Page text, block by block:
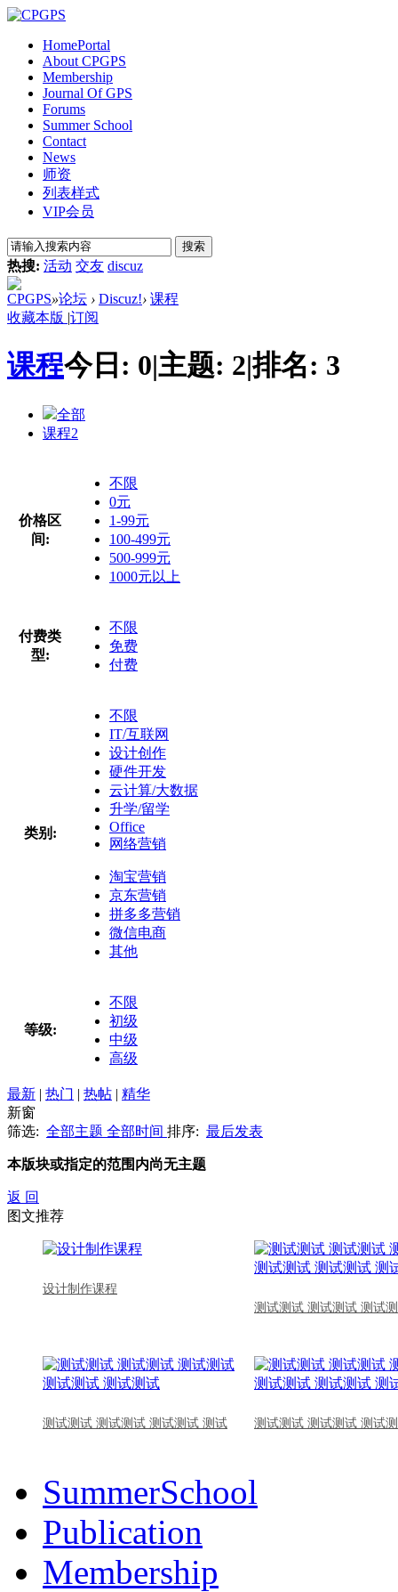
HomePortal
About CPGPS
Membership
Journal Of GPS
Forums
Summer School
Contact
News
师资
列表样式
VIP会员
搜索
热搜: 活动 交友 discuz
CPGPS»论坛 › Discuz!› 课程
收藏本版 |订阅
课程今日: 0|主题: 2|排名: 3
全部
课程2
价格区
间:
不限
0元
1-99元
100-499元
500-999元
1000元以上
付费类
型:
不限
免费
付费
类别:
不限
IT/互联网
设计创作
硬件开发
云计算/大数据
升学/留学
Office
网络营销
淘宝营销
京东营销
拼多多营销
微信电商
其他
等级:
不限
初级
中级
高级
最新 | 热门 | 热帖 | 精华
新窗
筛选: 全部主题 全部时间 排序: 最后发表
本版块或指定的范围内尚无主题
返 回
图文推荐
设计制作课程
测试测试 测试测试 测试
测试测试 测试测试 测试测试 测试 测试测试 测试测试 测试
SummerSchool
Publication
Membership